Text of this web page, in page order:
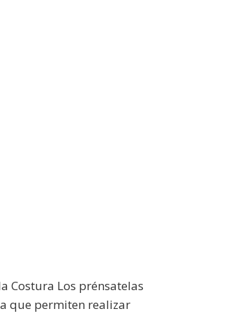
Costura Los prénsatelas
que permiten realizar